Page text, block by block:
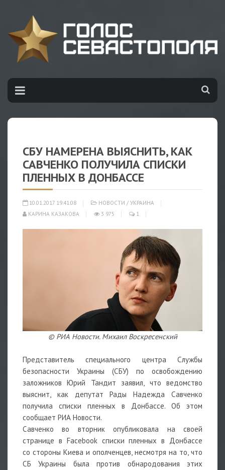
СБУ НАМЕРЕНА ВЫЯСНИТЬ, КАК
САВЧЕНКО ПОЛУЧИЛА СПИСКИ
ПЛЕННЫХ В ДОНБАССЕ
10.01.2017 19:41:08 НОВОСТИ / УКРАИНА
КАРИНА КАЗАКОВА
3 975 1
© РИА Новости. Михаил Воскресенский
Представитель специального центра Службы
безопасности Украины (СБУ) по освобождению
заложников Юрий Тандит заявил, что ведомство
выяснит, как депутат Рады Надежда Савченко
получила списки пленных в Донбассе. Об этом
сообщает РИА Новости.
Савченко во вторник опубликовала на своей
странице в Facebook списки пленных в Донбассе
со стороны Киева и ополченцев, несмотря на то, что
СБ Украины была против обнародования этих